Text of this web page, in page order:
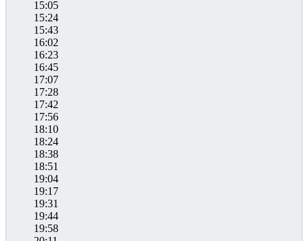
15:05
15:24
15:43
16:02
16:23
16:45
17:07
17:28
17:42
17:56
18:10
18:24
18:38
18:51
19:04
19:17
19:31
19:44
19:58